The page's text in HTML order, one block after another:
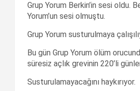
Grup Yorum Berkin’in sesi oldu.
Yorum’un sesi olmuştu.
Grup Yorum susturulmaya
Bu gün Grup Yorum ölüm
süresiz açlık grevinin 220’li
Susturulamayacağını haykırıyor.